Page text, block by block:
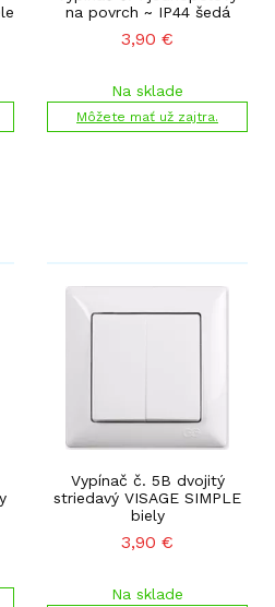
na povrch ~ IP44 šedá
3,90 €
Na sklade
Môžete mať už zajtra.
Vypínač č. 5B dvojitý
striedavý VISAGE SIMPLE
biely
3,90 €
Na sklade